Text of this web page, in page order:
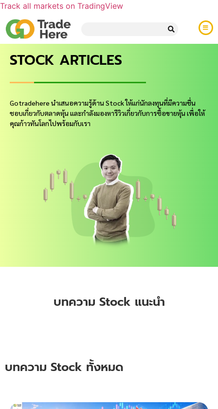
Track all markets on TradingView
STOCK ARTICLES
Gotradehere นำเสนอความรู้ด้าน Stock ให้แก่นักลงทุนที่มีความชื่น
ชอบเกี่ยวกับตลาดหุ้น และกำลังมองหารีวิวเกี่ยวกับการซื้อขายหุ้น เพื่อให้
คุณก้าวทันโลกไปพร้อมกับเรา
บทความ Stock แนะนำ
บทความ Stock ทั้งหมด